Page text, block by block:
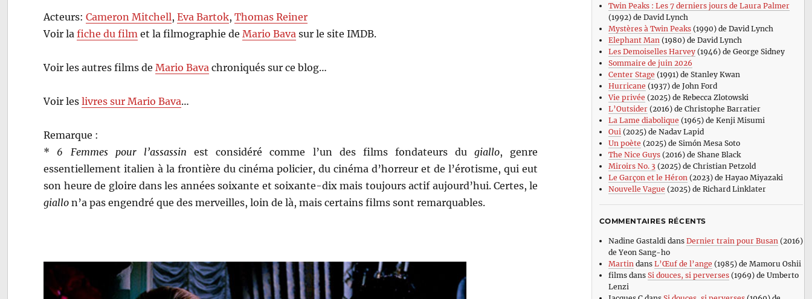
Acteurs:Cameron Mitchell,Eva Bartok,Thomas Reiner
Voir lafiche du film et la filmographie deMario Bava sur le site IMDB.
Voir les autres films deMario Bava chroniqués sur ce blog…
Voir leslivres sur Mario Bava…
Remarque :
* 6 Femmes pour l’assassin est considéré comme l’un des films fondateurs dugiallo, genre
essentiellement italien à la frontière du cinéma policier, du cinéma d’horreur et de l’érotisme, qui eut
son heure de gloire dans les années soixante et soixante-dix mais toujours actif aujourd’hui. Certes, le
giallo n’a pas engendré que des merveilles, loin de là, mais certains films sont remarquables.
Twin Peaks : Les 7 derniers jours de Laura Palmer
(1992) de David Lynch
Mystères à Twin Peaks(1990) de David Lynch
Elephant Man(1980) de David Lynch
Les Demoiselles Harvey(1946) de George Sidney
Sommaire de juin 2026
Center Stage (1991) de Stanley Kwan
Hurricane (1937) de John Ford
Vie privée (2025) de Rebecca Zlotowski
L’Outsider(2016) de Christophe Barratier
La Lame diabolique (1965) de Kenji Misumi
Oui(2025) de Nadav Lapid
Un poète (2025) de Simón Mesa Soto
The Nice Guys(2016) de Shane Black
Miroirs No. 3 (2025) de Christian Petzold
Le Garçon et le Héron(2023) de Hayao Miyazaki
Nouvelle Vague (2025) de Richard Linklater
COMMENTAIRES RÉCENTS
Nadine Gastaldi dans Dernier train pour Busan (2016)
de Yeon Sang-ho
Martin dans L’Œuf de l’ange (1985) de Mamoru Oshii
filmsdans Si douces, si perverses(1969) de Umberto
Lenzi